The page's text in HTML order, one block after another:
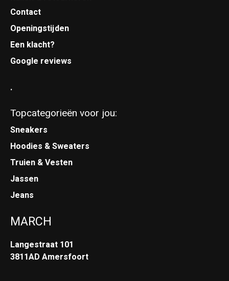
Contact
Openingstijden
Een klacht?
Google reviews
.
Topcategorieën voor jou:
Sneakers
Hoodies & Sweaters
Truien & Vesten
Jassen
Jeans
MARCH
Langestraat 101
3811AD Amersfoort